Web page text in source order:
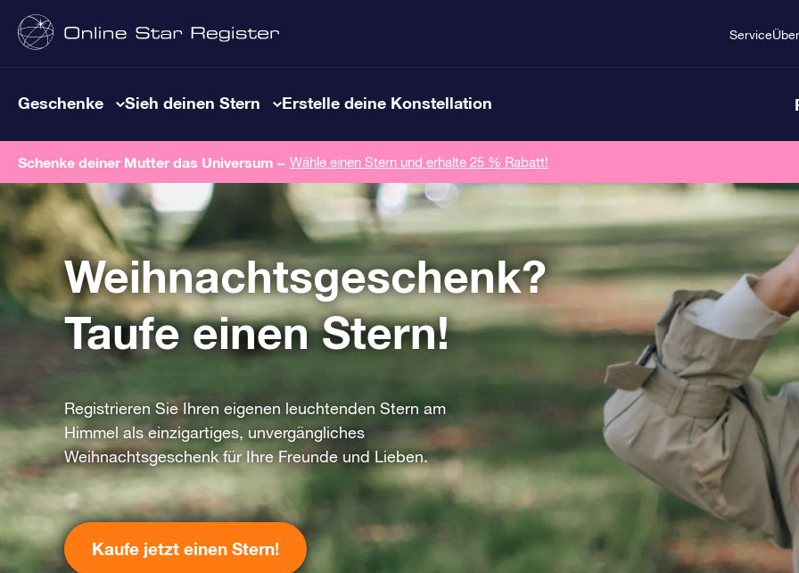
ServiceÜber
Geschenke Sieh deinen Stern Erstelle deine Konstellation
Schenke deiner Mutter das Universum – Wähle einen Stern und erhalte 25 % Rabatt!
Weihnachtsgeschenk?
Taufe einen Stern!
Registrieren Sie Ihren eigenen leuchtenden Stern am
Himmel als einzigartiges, unvergängliches
Weihnachtsgeschenk für Ihre Freunde und Lieben.
Kaufe jetzt einen Stern!